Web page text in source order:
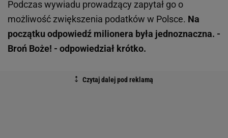
Podczas wywiadu prowadzący zapytał go o
możliwość zwiększenia podatków w Polsce. Na
początku odpowiedź milionera była jednoznaczna. -
Broń Boże! - odpowiedział krótko.